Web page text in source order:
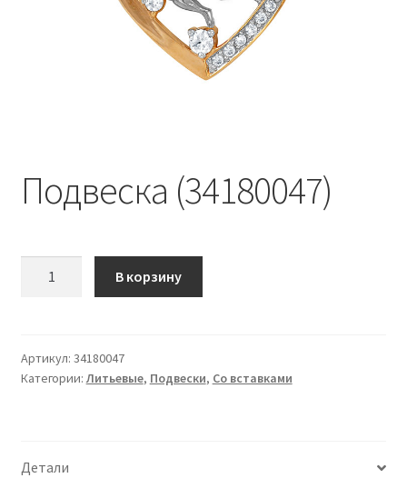
Подвеска (34180047)
В корзину
Артикул: 34180047
Категории:Литьевые, Подвески, Со вставками
Детали